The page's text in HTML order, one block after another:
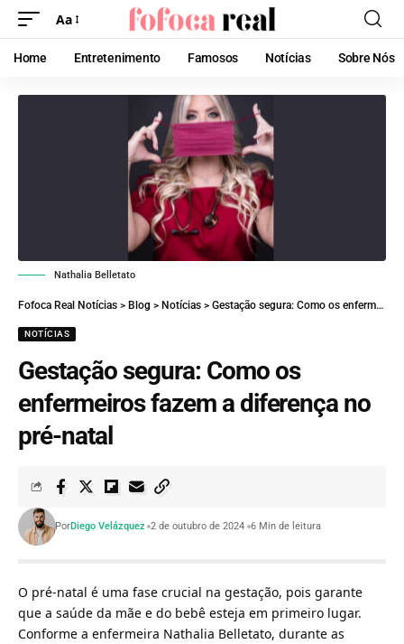
Aa
Home Entretenimento Famosos Notícias Sobre Nós
Nathalia Belletato
Fofoca Real Notícias > Blog > Notícias > Gestação segura: Como os enfermeiros fazem a diferença no pré-natal
NOTÍCIAS
Gestação segura: Como os
enfermeiros fazem a diferença no
pré-natal
PorDiego Velázquez 2 de outubro de 2024 6 Min de leitura
O pré-natal é uma fase crucial na gestação, pois garante
que a saúde da mãe e do bebê esteja em primeiro lugar.
Conforme a enfermeira Nathalia Belletato, durante as